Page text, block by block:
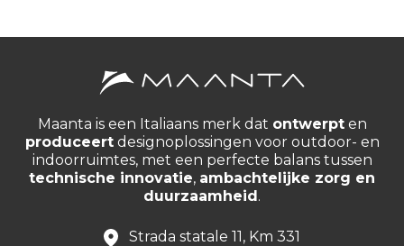
Maanta is een Italiaans merk dat ontwerpten
produceertdesignoplossingen voor outdoor- en
indoorruimtes, met een perfecte balans tussen
technische innovatie, ambachtelijke zorg en
duurzaamheid.
Strada statale 11, Km 331